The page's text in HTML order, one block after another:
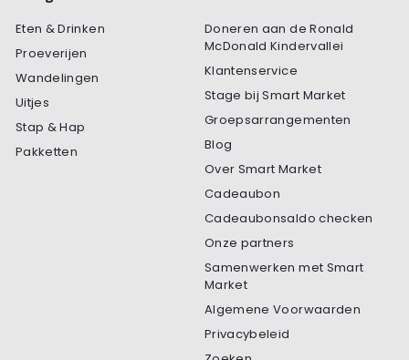
Eten & Drinken
Proeverijen
Wandelingen
Uitjes
Stap & Hap
Pakketten
Doneren aan de Ronald
McDonald Kindervallei
Klantenservice
Stage bij Smart Market
Groepsarrangementen
Blog
Over Smart Market
Cadeaubon
Cadeaubonsaldo checken
Onze partners
Samenwerken met Smart
Market
Algemene Voorwaarden
Privacybeleid